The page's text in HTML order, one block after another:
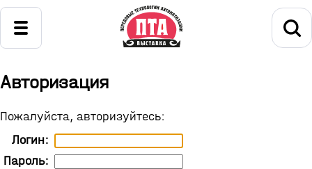
Авторизация
Пожалуйста, авторизуйтесь:
Логин:
Пароль: